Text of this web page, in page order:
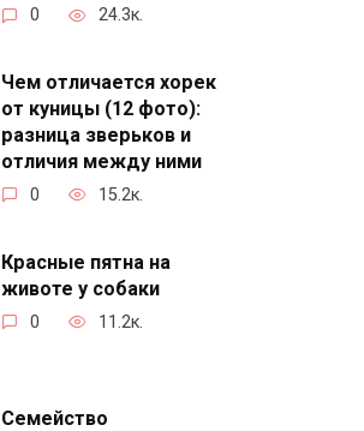
0 24.3к.
Чем отличается хорек
от куницы (12 фото):
разница зверьков и
отличия между ними
0 15.2к.
Красные пятна на
животе у собаки
0 11.2к.
Семейство